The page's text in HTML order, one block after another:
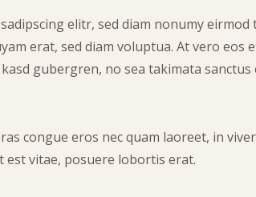
elitr, sed diam nonumy eirmod
erat, sed diam voluptua. At vero eos
gubergren, no sea takimata sanctus
congue eros nec quam laoreet, in
est vitae, posuere lobortis erat.